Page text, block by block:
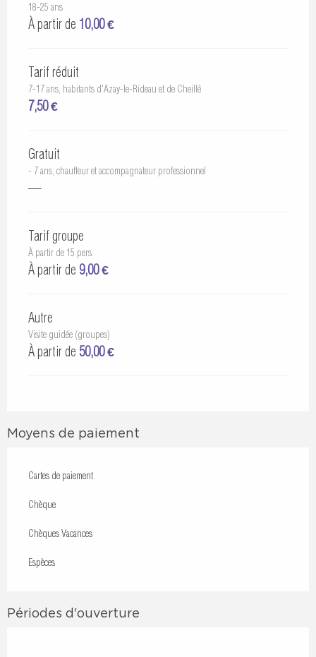
18-25 ans
À partir de 10,00 €
Tarif réduit
7-17 ans, habitants d'Azay-le-Rideau et de Cheillé
7,50 €
Gratuit
- 7 ans, chauffeur et accompagnateur professionnel
—
Tarif groupe
À partir de 15 pers.
À partir de 9,00 €
Autre
Visite guidée (groupes)
À partir de 50,00 €
Moyens de paiement
Cartes de paiement
Chèque
Chèques Vacances
Espèces
Périodes d'ouverture